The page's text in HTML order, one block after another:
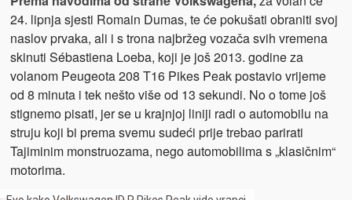
24. lipnja sjesti Romain Dumas, te će pokušati obraniti svoj
naslov prvaka, ali i s trona najbržeg vozača svih vremena
skinuti Sébastiena Loeba, koji je još 2013. godine za
volanom Peugeota 208 T16 Pikes Peak postavio vrijeme
od 8 minuta i tek nešto više od 13 sekundi. No o tome još
stignemo pisati, jer se u krajnjoj liniji radi o automobilu na
struju koji bi prema svemu sudeći prije trebao parirati
Tajiminim monstruozama, nego automobilima s „klasičnim“
motorima.